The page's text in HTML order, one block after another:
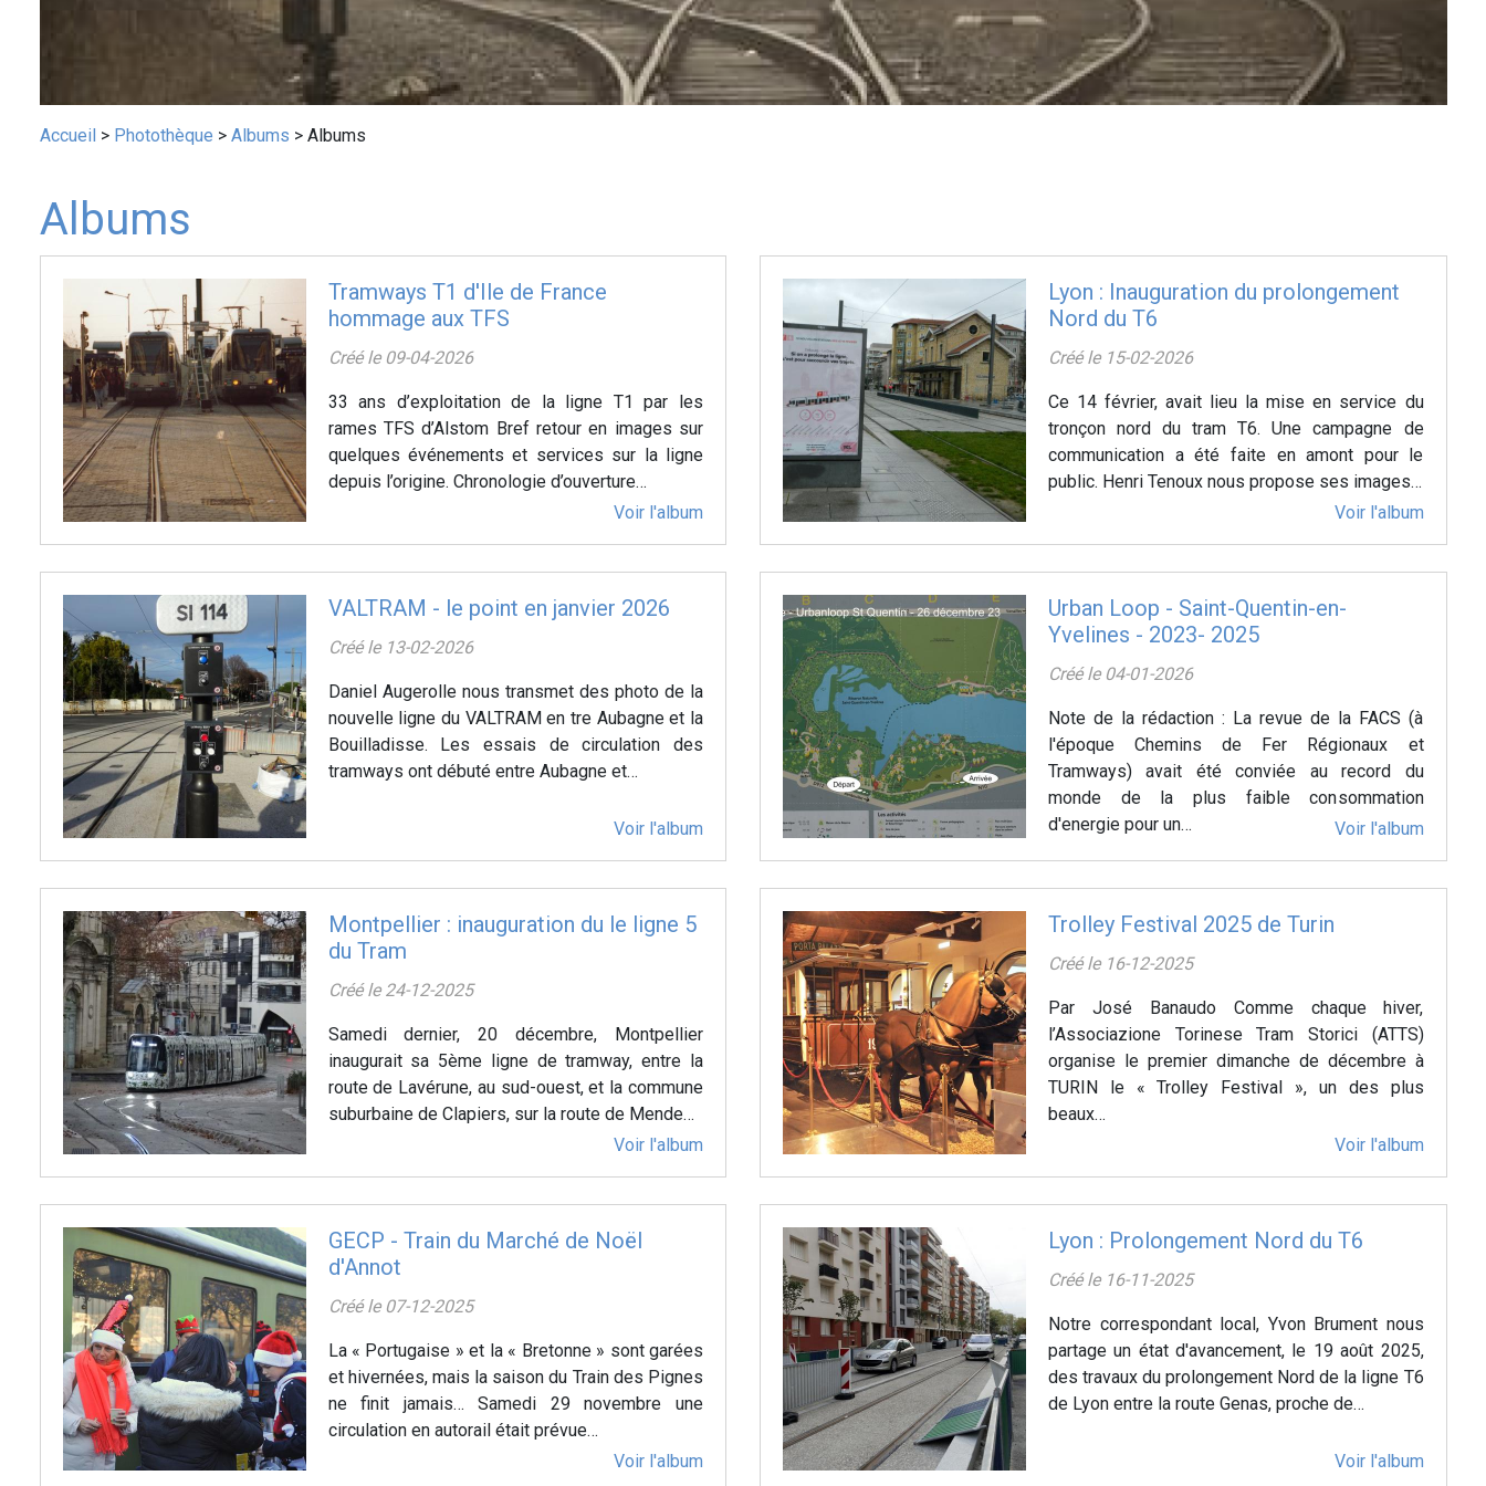
Fil
Accueil Photothèque Albums Albums
Albums
Tramways T1 d'Ile de France
hommage aux TFS
Créé le 09-04-2026
33 ans d’exploitation de la ligne T1 par les
rames TFS d’Alstom Bref retour en images sur
quelques événements et services sur la ligne
depuis l’origine. Chronologie d’ouverture…
Voir l'album
Lyon : Inauguration du prolongement
Nord du T6
Créé le 15-02-2026
Ce 14 février, avait lieu la mise en service du
tronçon nord du tram T6. Une campagne de
communication a été faite en amont pour le
public. Henri Tenoux nous propose ses images…
Voir l'album
VALTRAM - le point en janvier 2026
Créé le 13-02-2026
Daniel Augerolle nous transmet des photo de la
nouvelle ligne du VALTRAM en tre Aubagne et la
Bouilladisse. Les essais de circulation des
tramways ont débuté entre Aubagne et…
Voir l'album
Urban Loop - Saint-Quentin-en-
Yvelines - 2023- 2025
Créé le 04-01-2026
Note de la rédaction : La revue de la FACS (à
l'époque Chemins de Fer Régionaux et
Tramways) avait été conviée au record du
monde de la plus faible consommation
d'energie pour un…
Voir l'album
Montpellier : inauguration du le ligne 5
du Tram
Créé le 24-12-2025
Samedi dernier, 20 décembre, Montpellier
inaugurait sa 5ème ligne de tramway, entre la
route de Lavérune, au sud-ouest, et la commune
suburbaine de Clapiers, sur la route de Mende…
Voir l'album
Trolley Festival 2025 de Turin
Créé le 16-12-2025
Par José Banaudo Comme chaque hiver,
l’Associazione Torinese Tram Storici (ATTS)
organise le premier dimanche de décembre à
TURIN le « Trolley Festival », un des plus
beaux…
Voir l'album
GECP - Train du Marché de Noël
d'Annot
Créé le 07-12-2025
La « Portugaise » et la « Bretonne » sont garées
et hivernées, mais la saison du Train des Pignes
ne finit jamais… Samedi 29 novembre une
circulation en autorail était prévue…
Voir l'album
Lyon : Prolongement Nord du T6
Créé le 16-11-2025
Notre correspondant local, Yvon Brument nous
partage un état d'avancement, le 19 août 2025,
des travaux du prolongement Nord de la ligne T6
de Lyon entre la route Genas, proche de…
Voir l'album